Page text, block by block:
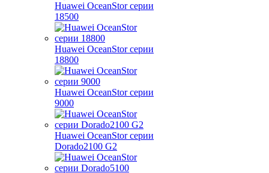
Huawei OceanStor серии
18500
Huawei OceanStor серии
18800
Huawei OceanStor серии
9000
Huawei OceanStor серии
Dorado2100 G2